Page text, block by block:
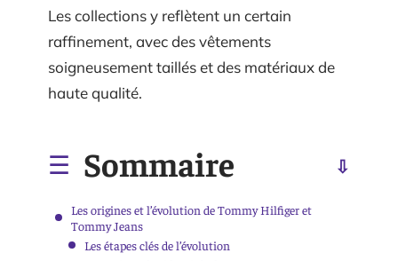
Les collections y reflètent un certain
raffinement, avec des vêtements
soigneusement taillés et des matériaux de
haute qualité.
Sommaire
Les origines et l’évolution de Tommy Hilfiger et
Tommy Jeans
Les étapes clés de l’évolution